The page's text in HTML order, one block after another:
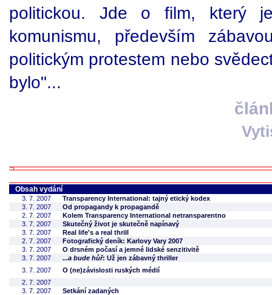
politickou. Jde o film, který
komunismu, především
politickým protestem nebo
bylo"...
Obsah vydání
3. 7. 2007
Transparency International: tajný etický kodex
3. 7. 2007
Od propagandy k propagandě
2. 7. 2007
Kolem Transparency International netransparentno
3. 7. 2007
Skutečný život je skutečně napínavý
3. 7. 2007
Real life's a real thrill
2. 7. 2007
Fotografický deník: Karlovy Vary 2007
3. 7. 2007
O drsném počasí a jemné lidské senzitivitě
3. 7. 2007
...a bude hůř: Už jen zábavný thriller
3. 7. 2007
O (ne)závislosti ruských médií
2. 7. 2007
3. 7. 2007
Setkání zadaných